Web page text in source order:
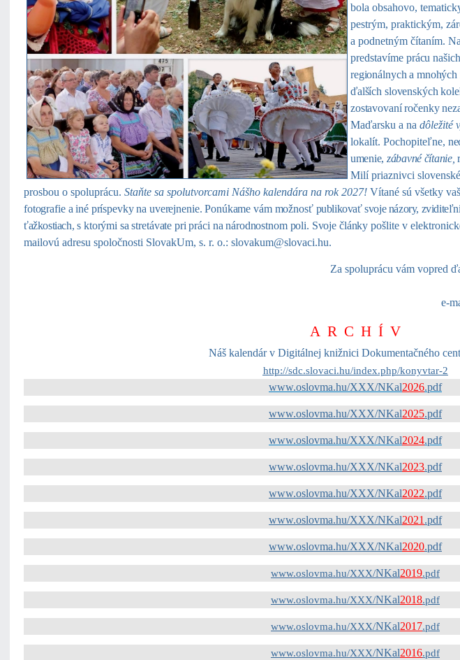
bola obsahovo,
pestrým, praktickým,
a podnetným čítaním.
predstavíme prácu
regionálnych a
ďalších slovenských
zostavovaní ročenky
Maďarsku a na dôležité
lokalít. Pochopiteľne,
umenie, zábavné čítanie,
Milí priaznivci
prosbou o spoluprácu. Staňte sa spolutvorcami Nášho kalendára na rok 2027! Vítané sú všetky
fotografie a iné príspevky na uverejnenie. Ponúkame vám možnosť publikovať svoje názory,
ťažkostiach, s ktorými sa stretávate pri práci na národnostnom poli. Svoje články pošlite v
mailovú adresu spoločnosti SlovakUm, s. r. o.: slovakum@slovaci.hu.
Za spoluprácu vám vopred
e-
A R C H Í V
Náš kalendár v Digitálnej knižnici Dokumentačného
http://sdc.slovaci.hu/index.php/konyvtar-2
www.oslovma.hu/XXX/NKal2026.pdf
www.oslovma.hu/XXX/NKal2025.pdf
www.oslovma.hu/XXX/NKal2024.pdf
www.oslovma.hu/XXX/NKal2023.pdf
www.oslovma.hu/XXX/NKal2022.pdf
www.oslovma.hu/XXX/NKal2021 .pdf
www.oslovma.hu/XXX/NKal2020.pdf
www.oslovma.hu/XXX/NKal2019.pdf
www.oslovma.hu/XXX/NKal2018.pdf
www.oslovma.hu/XXX/NKal2017.pdf
www.oslovma.hu/XXX/NKal2016.pdf